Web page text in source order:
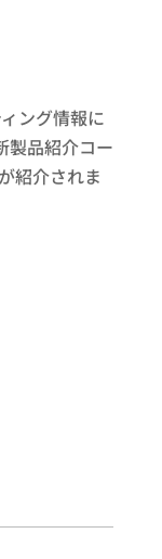
ング情報に
製品紹介コー
紹介されま